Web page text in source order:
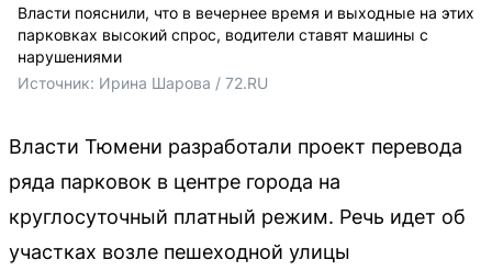
Власти пояснили, что в вечернее время и выходные на этих
парковках высокий спрос, водители ставят машины с
нарушениями
Источник: Ирина Шарова / 72.RU
Власти Тюмени разработали проект перевода
ряда парковок в центре города на
круглосуточный платный режим. Речь идет об
участках возле пешеходной улицы